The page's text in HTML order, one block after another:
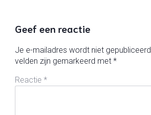
Geef een reactie
Je e-mailadres wordt niet gepubliceerd.
velden zijn gemarkeerd met *
Reactie *